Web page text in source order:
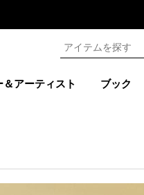
＆アーティスト ブック